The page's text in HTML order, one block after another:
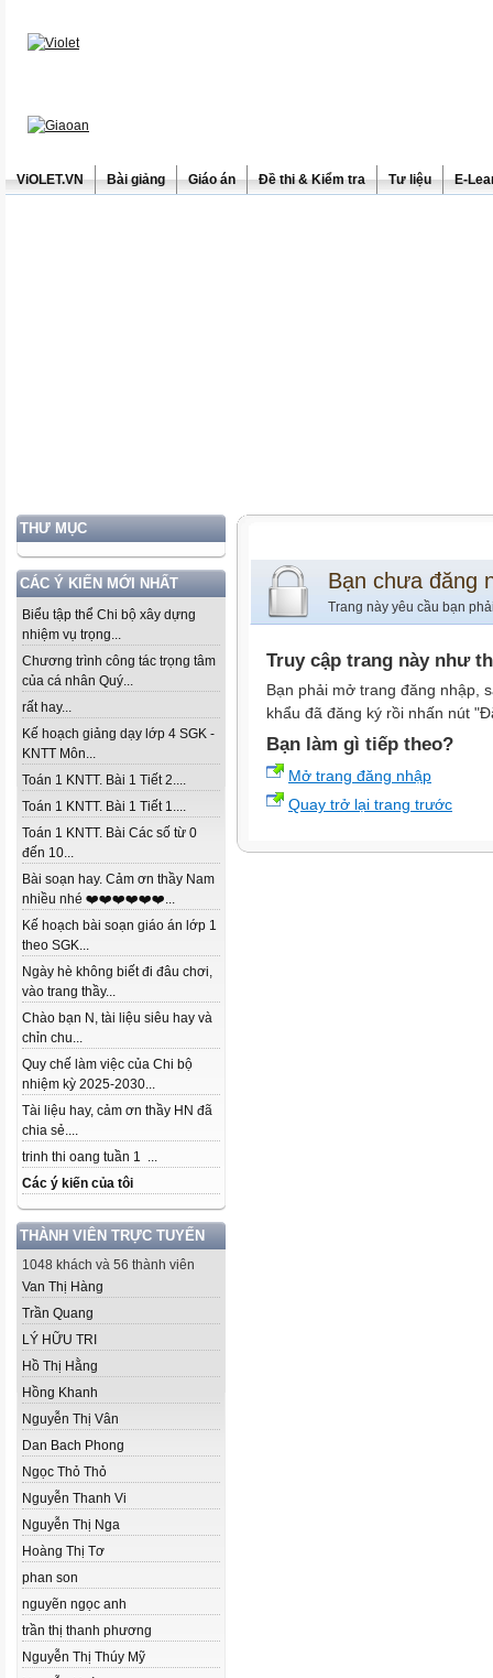
ViOLET.VN Bài giảng Giáo án Đề thi & Kiểm tra Tư liệu E-
THƯ MỤC
CÁC Ý KIẾN MỚI NHẤT
Biểu tập thể Chi bộ xây dựng
nhiệm vụ trọng...
Chương trình công tác trọng tâm
của cá nhân Quý...
rất hay...
Kế hoạch giảng dạy lớp 4 SGK -
KNTT Môn...
Toán 1 KNTT. Bài 1 Tiết 2....
Toán 1 KNTT. Bài 1 Tiết 1....
Toán 1 KNTT. Bài Các số từ 0
đến 10...
Bài soạn hay. Cảm ơn thầy Nam
nhiều nhé ❤️❤️❤️❤️❤️❤️...
Kế hoạch bài soạn giáo án lớp 1
theo SGK...
Ngày hè không biết đi đâu chơi,
vào trang thầy...
Chào bạn N, tài liệu siêu hay và
chỉn chu...
Quy chế làm việc của Chi bộ
nhiệm kỳ 2025-2030...
Tài liệu hay, cảm ơn thầy HN đã
chia sẻ....
trinh thi oang tuần 1 ...
Các ý kiến của tôi
THÀNH VIÊN TRỰC TUYẾN
1048 khách và 56 thành viên
Van Thị Hàng
Trần Quang
LÝ HỮU TRI
Hồ Thị Hằng
Hồng Khanh
Nguyễn Thị Vân
Dan Bach Phong
Ngọc Thỏ Thỏ
Nguyễn Thanh Vi
Nguyễn Thị Nga
Hoàng Thị Tơ
phan son
nguyẽn ngọc anh
trần thị thanh phương
Nguyễn Thị Thúy Mỹ
Bạn chưa đăng
Trang này yêu cầu bạn
Truy cập trang này như
Bạn phải mở trang đăng nhập,
khẩu đã đăng ký rồi nhấn nút
Bạn làm gì tiếp theo?
Mở trang đăng nhập
Quay trở lại trang trước